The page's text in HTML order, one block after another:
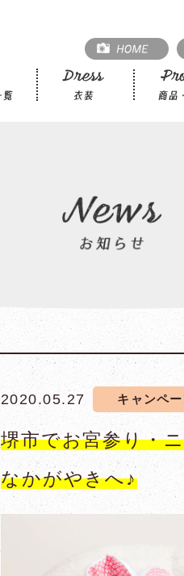
2020.05.27 キャンペー
堺市でお宮参り・
なかがやきへ♪